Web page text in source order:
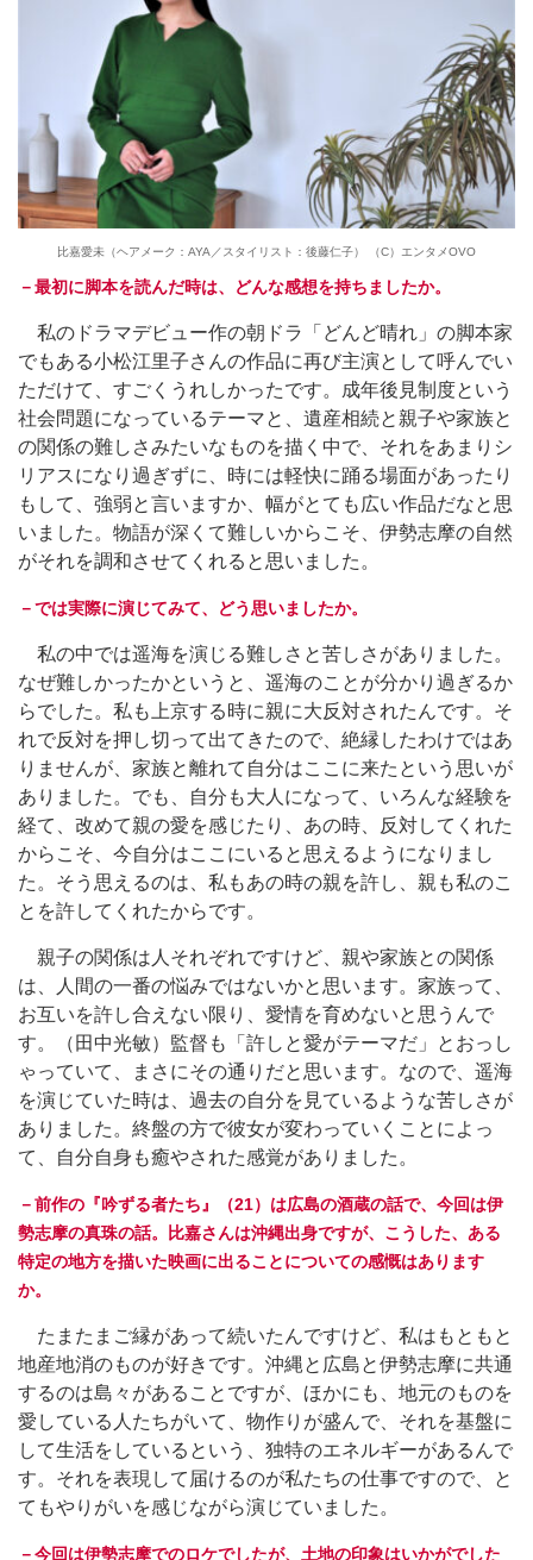
比嘉愛未（ヘアメーク：AYA／スタイリスト：後藤仁子） （C）エンタメOVO
－最初に脚本を読んだ時は、どんな感想を持ちましたか。
私のドラマデビュー作の朝ドラ「どんど晴れ」の脚本家
でもある小松江里子さんの作品に再び主演として呼んでい
ただけて、すごくうれしかったです。成年後見制度という
社会問題になっているテーマと、遺産相続と親子や家族と
の関係の難しさみたいなものを描く中で、それをあまりシ
リアスになり過ぎずに、時には軽快に踊る場面があったり
もして、強弱と言いますか、幅がとても広い作品だなと思
いました。物語が深くて難しいからこそ、伊勢志摩の自然
がそれを調和させてくれると思いました。
－では実際に演じてみて、どう思いましたか。
私の中では遥海を演じる難しさと苦しさがありました。
なぜ難しかったかというと、遥海のことが分かり過ぎるか
らでした。私も上京する時に親に大反対されたんです。そ
れで反対を押し切って出てきたので、絶縁したわけではあ
りませんが、家族と離れて自分はここに来たという思いが
ありました。でも、自分も大人になって、いろんな経験を
経て、改めて親の愛を感じたり、あの時、反対してくれた
からこそ、今自分はここにいると思えるようになりまし
た。そう思えるのは、私もあの時の親を許し、親も私のこ
とを許してくれたからです。
親子の関係は人それぞれですけど、親や家族との関係
は、人間の一番の悩みではないかと思います。家族って、
お互いを許し合えない限り、愛情を育めないと思うんで
す。（田中光敏）監督も「許しと愛がテーマだ」とおっし
ゃっていて、まさにその通りだと思います。なので、遥海
を演じていた時は、過去の自分を見ているような苦しさが
ありました。終盤の方で彼女が変わっていくことによっ
て、自分自身も癒やされた感覚がありました。
－前作の『吟ずる者たち』（21）は広島の酒蔵の話で、今回は伊
勢志摩の真珠の話。比嘉さんは沖縄出身ですが、こうした、ある
特定の地方を描いた映画に出ることについての感慨はあります
か。
たまたまご縁があって続いたんですけど、私はもともと
地産地消のものが好きです。沖縄と広島と伊勢志摩に共通
するのは島々があることですが、ほかにも、地元のものを
愛している人たちがいて、物作りが盛んで、それを基盤に
して生活をしているという、独特のエネルギーがあるんで
す。それを表現して届けるのが私たちの仕事ですので、と
てもやりがいを感じながら演じていました。
－今回は伊勢志摩でのロケでしたが、土地の印象はいかがでした